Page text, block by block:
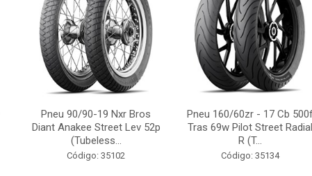
Pneu 90/90-19 Nxr Bros
Diant Anakee Street Lev 52p
(Tubeless...
Código: 35102
Pneu 160/60zr - 17 Cb
Tras 69w Pilot Street Radial
R (T...
Código: 35134